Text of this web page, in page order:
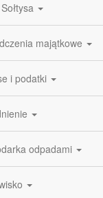
majątkowe
i podatki
odpadami